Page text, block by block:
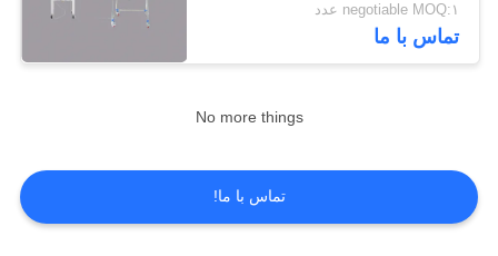
negotiable MOQ:۱ عدد
تماس با ما
No more things
تماس با ما!